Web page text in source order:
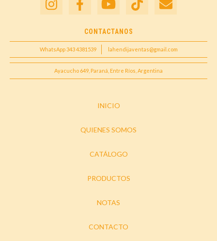
CONTACTANOS
WhatsApp 343 4381539 lahendijaventas@gmail.com
Ayacucho 649, Paraná, Entre Ríos, Argentina
INICIO
QUIENES SOMOS
CATÁLOGO
PRODUCTOS
NOTAS
CONTACTO